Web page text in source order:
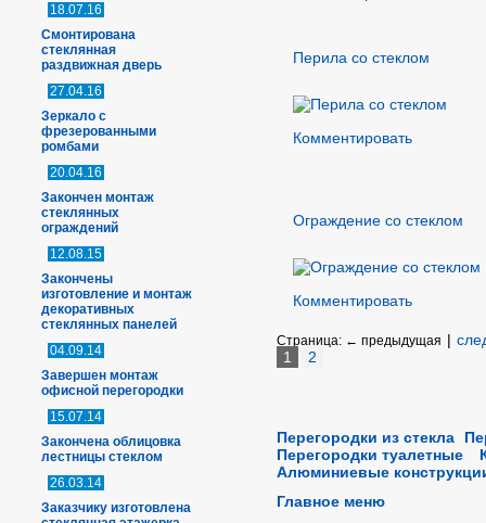
18.07.16
Смонтирована
стеклянная
раздвижная дверь
27.04.16
Зеркало с
фрезерованными
ромбами
20.04.16
Закончен монтаж
стеклянных
ограждений
12.08.15
Закончены
изготовление и монтаж
декоративных
стеклянных панелей
04.09.14
Завершен монтаж
офисной перегородки
15.07.14
Закончена облицовка
лестницы стеклом
26.03.14
Заказчику изготовлена
Перила со стеклом
Комментировать
Ограждение со стеклом
Комментировать
Страница: ← предыдущая |
1
2
Перегородки из стекла
Перегородки туалетные
Алюминиевые
Главное меню